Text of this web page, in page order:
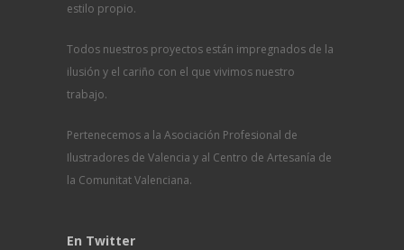
estilo propio.
Todos nuestros proyectos están impregnados de la
ilusión y el cariño con el que vivimos nuestro
trabajo.
Pertenecemos a la Asociación Profesional de
Ilustradores de Valencia y al Centro de Artesanía de
la Comunitat Valenciana.
En Twitter